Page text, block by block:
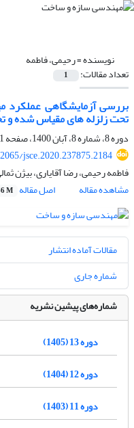
نویسنده =رحیمی، فاطمه
تعداد مقالات: 1
بررسی آزمایشگاهی عملکرد
تحت زلزله های مقیاس شده و
دوره 8، شماره 8، آبان 1400، صفحه
jsce.2020.237875.2184
فاطمه رحیمی، رضا آقایاری، بیژن
مشاهده مقاله
اصل مقاله M
مقالات آماده انتشار
شماره جاری
شماره‌های پیشین نشریه
دوره 13 (1405)
دوره 12 (1404)
دوره 11 (1403)